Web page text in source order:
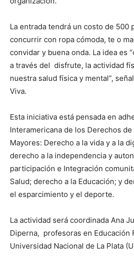
La entrada tendrá un costo de 500
concurrir con ropa cómoda, te o
convidar y buena onda. La idea es
a través del disfrute, la actividad
nuestra salud física y mental”,
Viva.
Esta iniciativa está pensada en
Interamericana de los Derechos de
Mayores: Derecho a la vida y a la
derecho a la independencia y
participación e Integración
Salud; derecho a la Educación; y
el esparcimiento y el deporte.
La actividad será coordinada Ana
Diperna, profesoras en Educación
Universidad Nacional de La Plata